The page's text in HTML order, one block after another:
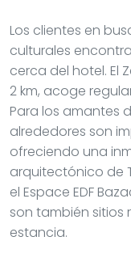
Los clientes en
culturales
cerca del hotel. El
2 km, acoge
Para los amantes
alrededores son
ofreciendo una
arquitectónico de
el Espace EDF
son también sitios
estancia.